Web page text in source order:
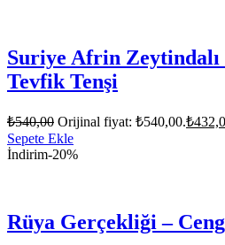
Suriye Afrin
Tevfik Tenşi
₺540,00 Orijinal fiyat: ₺540,00.₺
Sepete Ekle
İndirim-20%
Rüya Gerçekliği –